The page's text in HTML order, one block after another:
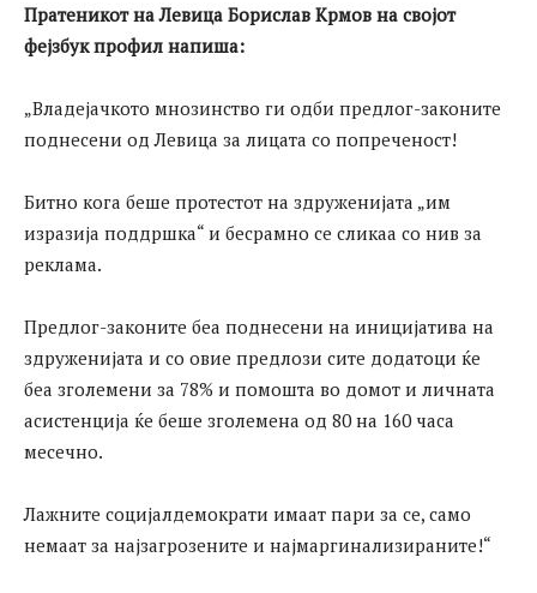
Пратеникот на Левица Борислав Крмов на својот
фејзбук профил напиша:
„Владејачкото мнозинство ги одби предлог-законите
поднесени од Левица за лицата со попреченост!
Битно кога беше протестот на здруженијата „им
изразија поддршка“ и бесрамно се сликаа со нив за
реклама.
Предлог-законите беа поднесени на иницијатива на
здруженијата и со овие предлози сите додатоци ќе
беа зголемени за 78% и помошта во домот и личната
асистенција ќе беше зголемена од 80 на 160 часа
месечно.
Лажните социјалдемократи имаат пари за се, само
немаат за најзагрозените и најмаргинализираните!“